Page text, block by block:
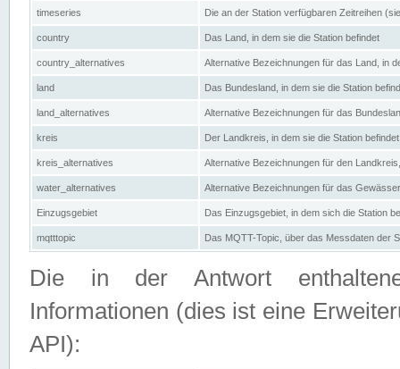
timeseries Die an der Station verfügbaren Zeitreihen
country Das Land, in dem sie die Station befindet
country_alternatives Alternative Bezeichnungen für das Land, in
land Das Bundesland, in dem sie die Station
land_alternatives Alternative Bezeichnungen für das
kreis Der Landkreis, in dem sie die Station befindet
kreis_alternatives Alternative Bezeichnungen für den
water_alternatives Alternative Bezeichnungen für das
Einzugsgebiet Das Einzugsgebiet, in dem sich die Station
mqtttopic Das MQTT-Topic, über das Messdaten der
Die in der Antwort
Informationen (dies ist eine
API):